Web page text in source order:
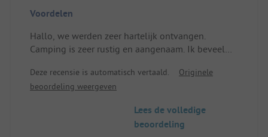
Voordelen
Hallo, we werden zeer hartelijk ontvangen.
Camping is zeer rustig en aangenaam. Ik beveel
Mobilhome zeer schoon, er is niets op aan te
merken.
Deze recensie is automatisch vertaald.
Originele
beoordeling weergeven
Lees de volledige
beoordeling